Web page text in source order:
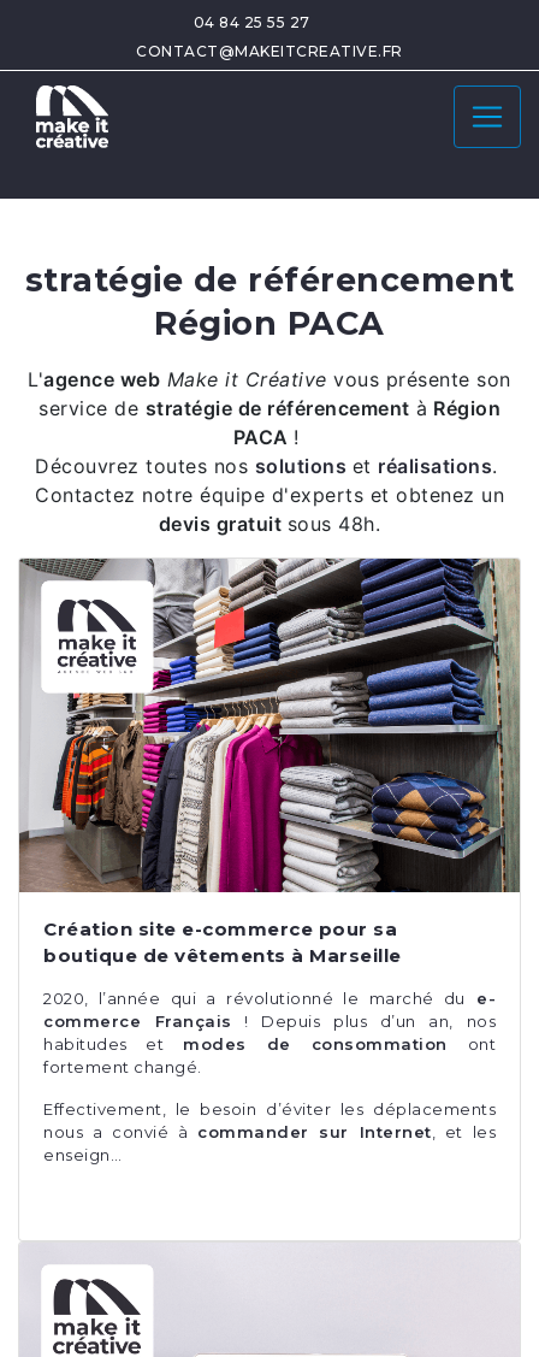
04 84 25 55 27
CONTACT@MAKEITCREATIVE.FR
stratégie de référencement
Région PACA
L'agence web Make it Créativevous présente son
service de stratégie de référencement à Région
PACA !
Découvrez toutes nos solutions et réalisations.
Contactez notre équipe d'experts et obtenez un
devis gratuit sous 48h.
Création site e-commerce pour sa
boutique de vêtements à Marseille
2020, l’année qui a révolutionné le marché du
e-
commerce Français
! Depuis plus d’un an, nos
habitudes et modes de consommation ont
fortement changé.
Effectivement, le besoin d’éviter les déplacements
nous a convié à commander sur Internet , et les
enseign…